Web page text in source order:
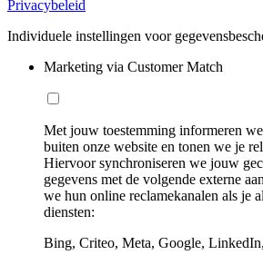
Privacybeleid
Individuele instellingen voor
Marketing via Customer Match
Met jouw toestemming informeren
buiten onze website en tonen we je
Hiervoor synchroniseren we jouw
gegevens met de volgende externe
we hun online reclamekanalen als je
diensten:
Bing, Criteo, Meta, Google,